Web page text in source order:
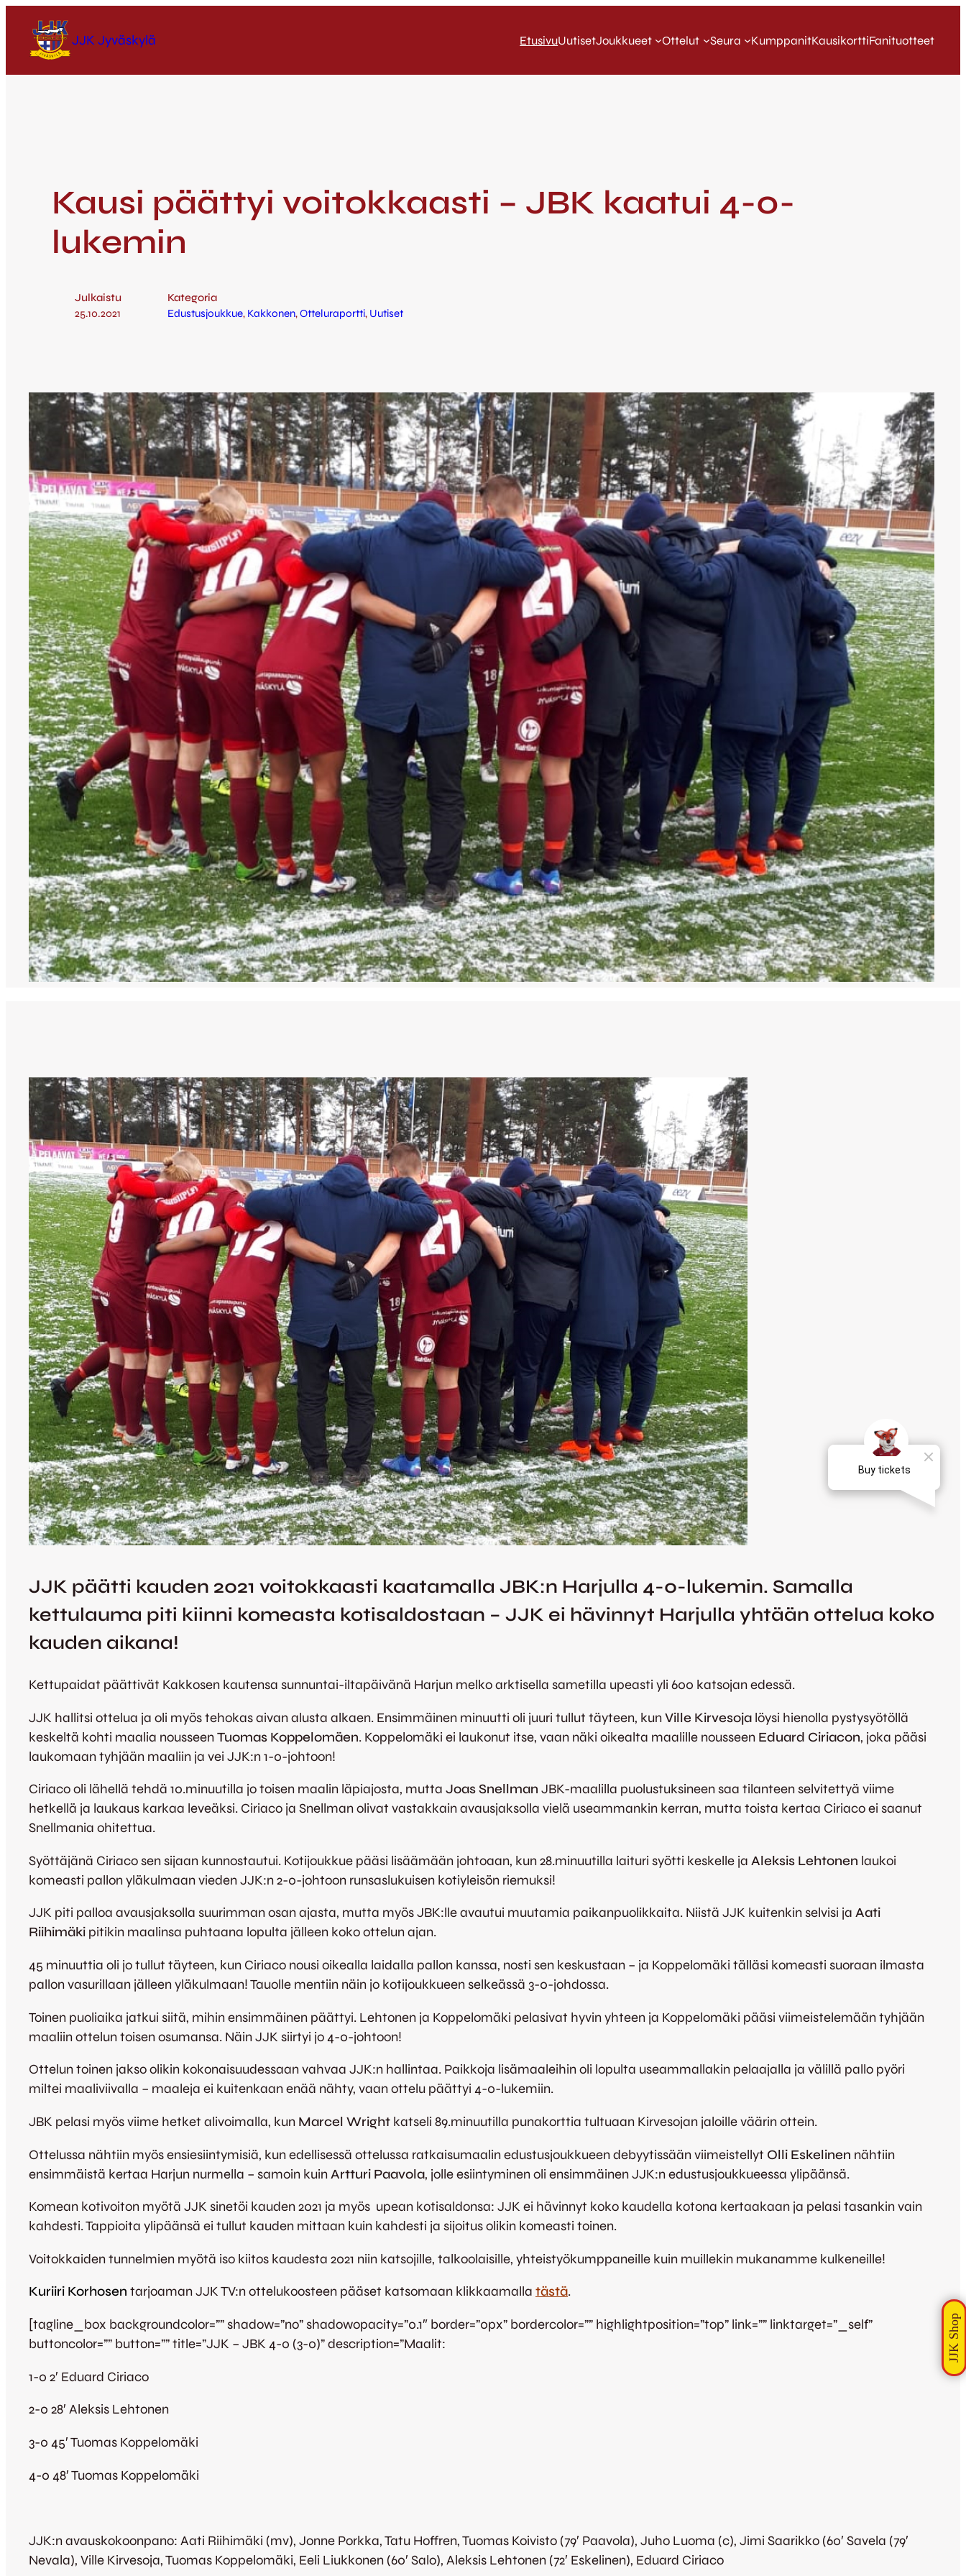
JJK Jyväskylä EtusivuUutisetJoukkueet Ottelut Seura KumppanitKausikorttiFanituotteet
Kausi päättyi voitokkaasti – JBK kaatui 4-0-
lukemin
Julkaistu
25.10.2021
Kategoria
Edustusjoukkue, Kakkonen, Otteluraportti, Uutiset
JJK päätti kauden 2021 voitokkaasti kaatamalla JBK:n Harjulla 4-0-lukemin. Samalla
kettulauma piti kiinni komeasta kotisaldostaan – JJK ei hävinnyt Harjulla yhtään ottelua koko
kauden aikana!
Kettupaidat päättivät Kakkosen kautensa sunnuntai-iltapäivänä Harjun melko arktisella sametilla upeasti yli 600 katsojan edessä.
JJK hallitsi ottelua ja oli myös tehokas aivan alusta alkaen. Ensimmäinen minuutti oli juuri tullut täyteen, kunVille Kirvesoja löysi hienolla pystysyötöllä
keskeltä kohti maalia nousseenTuomas Koppelomäen. Koppelomäki ei laukonut itse, vaan näki oikealta maalille nousseen Eduard Ciriacon, joka pääsi
laukomaan tyhjään maaliin ja vei JJK:n 1-0-johtoon!
Ciriaco oli lähellä tehdä 10.minuutilla jo toisen maalin läpiajosta, mutta Joas Snellman JBK-maalilla puolustuksineen saa tilanteen selvitettyä viime
hetkellä ja laukaus karkaa leveäksi. Ciriaco ja Snellman olivat vastakkain avausjaksolla vielä useammankin kerran, mutta toista kertaa Ciriaco ei saanut
Snellmania ohitettua.
Syöttäjänä Ciriaco sen sijaan kunnostautui. Kotijoukkue pääsi lisäämään johtoaan, kun 28.minuutilla laituri syötti keskelle ja Aleksis Lehtonen laukoi
komeasti pallon yläkulmaan vieden JJK:n 2-0-johtoon runsaslukuisen kotiyleisön riemuksi!
JJK piti palloa avausjaksolla suurimman osan ajasta, mutta myös JBK:lle avautui muutamia paikanpuolikkaita. Niistä JJK kuitenkin selvisi ja Aati
Riihimäki pitikin maalinsa puhtaana lopulta jälleen koko ottelun ajan.
45 minuuttia oli jo tullut täyteen, kun Ciriaco nousi oikealla laidalla pallon kanssa, nosti sen keskustaan – ja Koppelomäki tälläsi komeasti suoraan ilmasta
pallon vasurillaan jälleen yläkulmaan! Tauolle mentiin näin jo kotijoukkueen selkeässä 3-0-johdossa.
Toinen puoliaika jatkui siitä, mihin ensimmäinen päättyi. Lehtonen ja Koppelomäki pelasivat hyvin yhteen ja Koppelomäki pääsi viimeistelemään tyhjään
maaliin ottelun toisen osumansa. Näin JJK siirtyi jo 4-0-johtoon!
Ottelun toinen jakso olikin kokonaisuudessaan vahvaa JJK:n hallintaa. Paikkoja lisämaaleihin oli lopulta useammallakin pelaajalla ja välillä pallo pyöri
miltei maaliviivalla – maaleja ei kuitenkaan enää nähty, vaan ottelu päättyi 4-0-lukemiin.
JBK pelasi myös viime hetket alivoimalla, kun Marcel Wright katseli 89.minuutilla punakorttia tultuaan Kirvesojan jaloille väärin ottein.
Ottelussa nähtiin myös ensiesiintymisiä, kun edellisessä ottelussa ratkaisumaalin edustusjoukkueen debyytissään viimeistellyt Olli Eskelinen nähtiin
ensimmäistä kertaa Harjun nurmella – samoin kuinArtturi Paavola, jolle esiintyminen oli ensimmäinen JJK:n edustusjoukkueessa ylipäänsä.
Komean kotivoiton myötä JJK sinetöi kauden 2021 ja myös upean kotisaldonsa: JJK ei hävinnyt koko kaudella kotona kertaakaan ja pelasi tasankin vain
kahdesti. Tappioita ylipäänsä ei tullut kauden mittaan kuin kahdesti ja sijoitus olikin komeasti toinen.
Voitokkaiden tunnelmien myötä iso kiitos kaudesta 2021 niin katsojille, talkoolaisille, yhteistyökumppaneille kuin muillekin mukanamme kulkeneille!
Kuriiri Korhosen tarjoaman JJK TV:n ottelukoosteen pääset katsomaan klikkaamalla tästä.
[tagline_box backgroundcolor=”” shadow=”no” shadowopacity=”0.1″ border=”0px” bordercolor=”” highlightposition=”top” link=”” linktarget=”_self”
buttoncolor=”” button=”” title=”JJK – JBK 4-0 (3-0)” description=”Maalit:
1-0 2′ Eduard Ciriaco
2-0 28′ Aleksis Lehtonen
3-0 45′ Tuomas Koppelomäki
4-0 48′ Tuomas Koppelomäki
JJK:n avauskokoonpano: Aati Riihimäki (mv), Jonne Porkka, Tatu Hoffren, Tuomas Koivisto (79′ Paavola), Juho Luoma (c), Jimi Saarikko (60′ Savela (79′
Nevala), Ville Kirvesoja, Tuomas Koppelomäki, Eeli Liukkonen (60′ Salo), Aleksis Lehtonen (72′ Eskelinen), Eduard Ciriaco